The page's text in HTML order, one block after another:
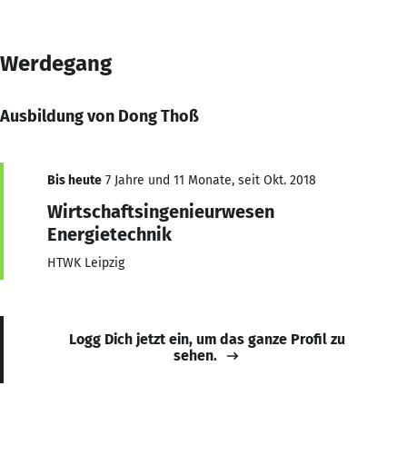
Werdegang
Ausbildung von Dong Thoß
Bis heute 7 Jahre und 11 Monate, seit Okt. 2018
Wirtschaftsingenieurwesen
Energietechnik
HTWK Leipzig
Logg Dich jetzt ein, um das ganze Profil zu
sehen.